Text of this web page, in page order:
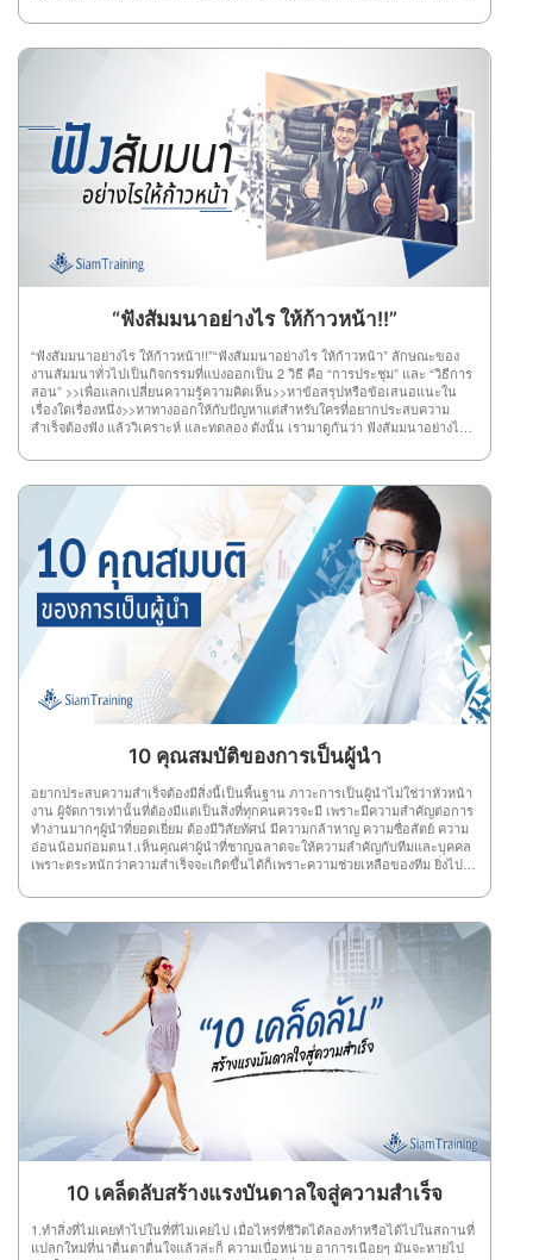
ใคร เพราะนักคิดต้องรู้จักสร้างสรรค์งานด้วยตัวเอง จะได้ประสบความสำเร็จอย่าง
คุณต้องลองวาดฝันว่า คุณอยากทำอะไร ต้องการประสบความสำเร็จด้านไหน
แล้วตัวเองมีความถนัดเรื่องอะไร โดยต้องนำทั้งหมดมารวมกันเพื่อสร้าง
จินตนาการนั้นออกมา แล้วคุณก็จะเห็นลู่ทางในการลงมือทำเอง 5.ออกค้นหาการ
ออกค้นหาสามารถให้อะไรคุณได้มากเลยทีเดียว ทั้งความรู้ แนวคิดใหม่ๆ
จินตนาการ ความสร้างสรรค์ และอีกมากมาย ดังนั้น การออกค้นหาสิ่งที่ตัวเอง
ต้องการบนโลกกว้างก็ช่วยได้เยอะเช่นกัน 6.ลงมือทำการลงมือทำทั้งๆ ที่ตัวเองยัง
ไม่มีความรู้ ก็ไม่ใช่เรื่องแปลก หรือเรื่องน่าอาย เพราะการลงมือทำนี่แหละช่วยให้
คุณค้นพบความคิดใหม่ๆ แนวทางใหม่ ที่สำคัญอาจทำให้คุณมรประสบการณ์สร้าง
ความสำเร็จได้โดยเร็วอีกด้วย 7.หาเวลาว่างให้ตัวเองการมีเวลาว่างเพื่อคิดอะไร
บ้างอย่างในสถานที่ที่เงียบสงบ สะดวกต่อการคิดทบทวนเรื่องต่างๆ ก็สามารถช่วย
ให้ความคิดไหลลื่น และแตกฉานได้โดยง่าย ดังนั้น ลองหาเวลาว่าง และสถานที่
สงบๆ คิดหาความก้าวหน้าดู แล้วคุณจะพบจุดจบแห่งความสำเร็จอย่าง
แน่นอน 8.อ่านให้เยอะการอ่านให้เยอะๆ คือ การศึกษาความรู้จากตำรา หรือ
แหล่งความรู้ทั่วไป ซึ่งการที่คุณมีความรู้ มักจะช่วยให้คุณสามารถคิดและวิเคราะห์
ความสำเร็จได้ง่ายขึ้น และไม่ต้องเสียเวลาลองผิดลองถูกมากมาย เพียงใช้ความรู้
ทั้งหมดมาปฏิบัติให้สำริดผลก็เพียงพอ 9.หาตัวช่วยตัวช่วยที่ดี คือ ช่วยคิด ช่วย
วิเคราะห์ และช่วยไตร่ตรอง เพราะบางทีความคิดคุณคนเดียวอาจไม่ใช่ความคิดที่
ดีที่สุด จึงต้องมีตัวช่วยอย่างยิ่ง เพื่อให้เกิดหลายแนวความคิดนั่นเอง 10.ดูแล้ว
วิเคราะห์การวิเคราะห์ผลงานคนอื่น ช่วยให้สมองเกิดกลไก และมีการทำงานที่ดี
ขึ้น อีกทั้ง ช่วยให้คุณสามารถนำความรู้จากการวิเคราะห์นี้ไปต่อยอดความสำเร็จ
ของตัวเองได้ และเป็นวิธีที่สำคัญอย่างยิ่งสำหรับคนที่ต้องการประสบความสำเร็จ
“ฟังสัมมนาอย่างไร ให้ก้าวหน้า!!”
“ฟังสัมมนาอย่างไร ให้ก้าวหน้า!!”“ฟังสัมมนาอย่างไร ให้ก้าวหน้า” ลักษณะของ
งานสัมมนาทั่วไปเป็นกิจกรรมที่แบ่งออกเป็น 2 วิธี คือ “การประชุม” และ “วิธีการ
สอน” >>เพื่อแลกเปลี่ยนความรู้ความคิดเห็น>>หาข้อสรุปหรือข้อเสนอแนะใน
เรื่องใดเรื่องหนึ่ง>>หาทางออกให้กับปัญหาแต่สำหรับใครที่อยากประสบความ
สำเร็จต้องฟัง แล้ววิเคราะห์ และทดลอง ดังนั้น เรามาดูกันว่า ฟังสัมมนาอย่างไร
หมายของการฟังมี 3 อย่าง คือ ฟังเพื่อความเพลิดเพลิน , ฟังเพื่อความรู้ , ฟังเพื่อให้
“ความสำเร็จ”ต้องตั้งใจฟังเพื่อความรู้ และตักตวงความรู้จากการฟังให้มากที่สุด ถ้า
ความจำไม่ค่อยดี ก็ใช้วิธีจดบันทึก เพื่อเก็บความรู้ให้มากที่สุด 2.มีความพร้อมการ
ที่คุณมีความพร้อม ต้องมีความพร้อมทั้งร่างกายและจิตใจ ตลอดจนมีความพร้อม
ทางสติปัญญา พร้อมทางร่างกาย เช่น สุขภาพทางร่างกายเป็นปกติ ไม่เหนื่อย
ไม่อิดโรย และต้องพร้อมทางจิตใจด้วย เพื่อให้เวลาฟังสัมมนาจะได้มีสติฟังอย่าง
เข้าใจ แล้วทุกอย่างจะดีเอง 3.ฟังโดยมีสมาธิสมาธิ คือ สิ่งที่สำคัญสำหรับทุกสิ่งทุก
อย่าง ซึ่งการฟังโดยมีสมาธิ หมายถึง ฟังด้วยความตั้งใจจดจ่ออยู่กับเรื่องที่ฟัง ไม่
ปล่อยจิตใจให้เลื่อนลอยไปที่อื่น ไม่เช่นนั้น ความรู้ที่คุณจะได้รับกลายเป็นศูนย์
อย่างแน่นอน 4.กระตือรือร้นใครที่ฟังสัมมนาความรู้มีความกระตือรือร้น มักจะ
เป็นผู้ฟังที่มองเห็นประโยชน์หรือเห็นคุณค่า จึงสนใจฟังเรื่องนั้นจริงๆ ซึ่งความ
กระตือรือร้นส่งผลดี ทำให้จิตใจ และความตั้งใจที่จะเก็บเกี่ยวความรู้ได้มากที่สุด
ไม่เพียงเท่านี้ ยังทำให้สมองเปิดรับความรู้ได้จำนวนมากอีกด้วย 5.ไม่มีอคติคนที่มี
อคติ ย่อมทำให้จิตใจร้อน ปิดการรับฟัง ซึ่งไม่เป็นผลดีต่อตัวคุณเลย เพราะถ้าหาก
ต้องการฟังสัมมนาให้เกิดความรู้ และความเข้าใจไม่ว่าคุณจะมีอคติอะไรก็ตามแต่
ต้องปล่อยวาง และแยกะแยะ มุ่งศึกษาหาความรู้ดีกว่า ที่สำคัญการไม่มีอคติต้อง
พิจารณาให้ละเอียดถี่ถ้วน เพื่อไม่ให้เป็นโทษแก่ผู้อื่น 6.มีมารยาทในการฟัง
มารยาทในการฟังที่ดี ต้องรู้จักเคารพผู้พูด และคนรอบข้าง โดยการแสดงความ
กระตือรือร้นที่จะฟัง ตั้งคำถามตามความเหมาะสม ยอมรับฟังความคิดเห็นที่แตก
ต่างกันออกไป และต้องไม่ใช้อารมณ์หรือนิสัยส่วนตัวมาตัดสินเรื่องต่างๆ ในห้อง
สัมมนาด้วย 7.มีความประสงค์ที่แน่นอนเมื่อคุณเลือกที่จะเข้าสัมมนาเพื่อไป
หาความรู้ นั่นคือความประสงค์ของคุณ ดังนั้น ต้องพยายามฟังให้ได้ตามความจุด
หมายมากที่สุด โดยใช้วิจารณญาณเลือกฟังแต่เรื่องที่ควรฟังและหลีกเลี่ยงเรื่องที่
เท็จจริงเมื่อฟังสัมมนาความรู้แล้ว อย่าเชื่อไปทุกเรื่องที่ได้ฟังมา คุณต้องนำข้อมูล
นั้นมาพิจารณาให้เห็นถึงข้อเท็จจริง ถ้าข้อมูลไหนที่ไม่แน่ใจต้องไปค้นหาคำตอบ
หรือยกมือเพื่อสอบถามให้ได้รายละเอียดที่แน่ชัด เป็นต้น 9.ดูเจตนาของผู้พูดผุ้ฟังที่
ดี ที่ต้องการได้ความรู้จากการฟังสัมมนา เพื่อใช้เป็นแนวทางหาหนทางความ
สำเร็จ ต้องรู้จักดูเจตนาของผู้พูด เพราะบางครั้งผู้พูดอาจบอกเล่า แถลงการณ์
รายงานเรื่องราวต่างๆหรือพูดนอกเรื่องไปต่างๆ นานา ฉะนั้น ผู้ฟังต้องพิจารณาถึง
ข้อมูลที่มีสาระกับไม่มีสาระให้ถูกต้อง เพื่อการนำไปใช้ให้เกิดประโยชน์
สูงสุด 10.ความสำคัญของเรื่องที่พูดผู้ฟังต้องวิเคราะห์ถึงความสำคัญและความเป็น
มาของเรื่องที่ผู้พูดให้ดีๆ ว่าผู้พูดได้แสดงความสำคัญเรื่องนั้นๆ อย่างไรบ้าง และมี
ประโยชน์ต่อตัวคุณเองมากน้อยแค่ไหนเพราะการที่เราจดทุกรายละเอียดที่พูด
อาจทำให้ข้อมูลที่สำคัญหล่นหลายไปได้ จึงควรแยะความสำคัญของเรื่องที่ฟังด้วย
ดังนั้น คุณเองก็ต้องย้อนกลับไปอ่านข้อที่ 1 ด้วยว่าตัวคุณเองมีจุดมุ่งหมายอย่างไร
กับการเข้าฟังสัมมนาในครั้งนี้
10 คุณสมบัติของการเป็นผู้นำ
อยากประสบความสำเร็จต้องมีสิ่งนี้เป็นพื้นฐาน ภาวะการเป็นผู้นำไม่ใช่ว่าหัวหน้า
งาน ผู้จัดการเท่านั้นที่ต้องมีแต่เป็นสิ่งที่ทุกคนควรจะมี เพราะมีความสำคัญต่อการ
ทำงานมากๆผู้นำที่ยอดเยี่ยม ต้องมีวิสัยทัศน์ มีความกล้าหาญ ความซื่อสัตย์ ความ
อ่อนน้อมถ่อมตน1.เห็นคุณค่าผู้นำที่ชาญฉลาดจะให้ความสำคัญกับทีมและบุคคล
เพราะตระหนักว่าความสำเร็จจะเกิดขึ้นได้ก็เพราะความช่วยเหลือของทีม ยิ่งไป
ด้วย 2.มั่นใจความไว้วางใจและความเชื่อมั่นในการเป็นผู้นำเป็นตัวบ่งชี้ ความน่า
อุปสรรคปัญหาใหม่ๆ 3.ความเห็นอกเห็นใจผู้นำที่ดีจะใช้ความเห็นอกเห็นใจในการ
รับรู้ ถึงความต้องการของผู้ที่พวกเขาเป็นผู้นำและตัดสินใจเลือกแนวทางที่จะเป็น
ประโยชน์ สูงสุดแก่บุคคลและทีมงาน 4.กล้าหาญผู้นำต้องกล้าที่จะตัดสินใจใน
ทันที ไม่แสดงท่าทีลังเลหรือขาดความมั่นใจ ความกล้าหาญของผู้นำจะสร้างขวัญ
กำลังใจให้กับลูกทีมได้ดี 5.มีความยืดหยุ่นผู้นำที่ดีสามารถยืดหยุ่นได้ พวกเขาปรับ
เปลี่ยนตนเอง ตามสถานการณ์บริบทและสถานการณ์ที่พวกเขาพบ พวกเขายินดี
ต้อนรับแนวคิดใหม่ๆและยอมรับ การเปลี่ยนแปลง 6.ซื่อสัตย์ผู้นำที่ฉลาดไม่กลัวที่
จะสื่อสารความจริงกับคนของพวกเขา ความซื่อสัตย์เป็นเรื่องของความสุจริต ที่จะ
สร้างความไว้วางใจ ความซื่อสัตย์ทำให้เกิดความสัมพันธ์ที่ดีขึ้น 7.หนักแน่นไม่
กลัวปัญหาที่ต้องเผชิญ มีสติและรู้เสมอว่าทุกปัญหา ต้องผ่านไปได้เสมอมีจุดยืน
ของตัวเองกล้าหาญที่จะยืนหยัด รักษาความถูกต้อง แม้จะเจอกับอุปสรรค ผู้นำต้อง
หนักแน่นและไม่ท้อถอยง่ายๆ ไม่งั้นคุณก็ป็นเพียงผู้ที่เกิดมาเพื่ออยู่ ภายใต้บังคับ
บัญชาเท่านั้น 8.ไม่ฝักใฝ่ฝ่ายใดผู้นำที่ดีต้องมีความเป็นกลาง ไม่อคติกับผู้ร่วมงาน
เพราะอาจส่งผลให้คนในทีมเขม่นกันเอง ประสิทธิภาพของงานก็ด้อยลงเพราะทีม
ขาดความสามัคคี 9.ตอบสนองผู้นำที่ดีจะตอบสนองต่อความต้องการของผู้ใต้
บังคับบัญชา รู้จักปรับพฤติกรรมให้เหมาะสมกับสถานการณ์มากที่สุด คอยรับฟังทีม
และให้ความสำคัญกับทีม 10.นอบน้อมความอ่อนน้อมถ่อมตนไม่ได้หมายความว่า
คุณอ่อนแอ หรือไม่มั่นใจในตนเอง แต่ชี้ให้เห็นว่าคุณมีความมั่นใจ ในตนเองและมี
10 เคล็ดลับสร้างแรงบันดาลใจสู่ความสำเร็จ
1.ทำสิ่งที่ไม่เคยทำไปในที่ที่ไม่เคยไป เมื่อไหร่ที่ชีวิตได้ลองทำหรือได้ไปในสถานที่
แปลกใหม่ที่น่าตื่นตาตื่นใจแล้วล่ะก็ ความเบื่อหน่าย อาการเนือยๆ มันจะหายไป